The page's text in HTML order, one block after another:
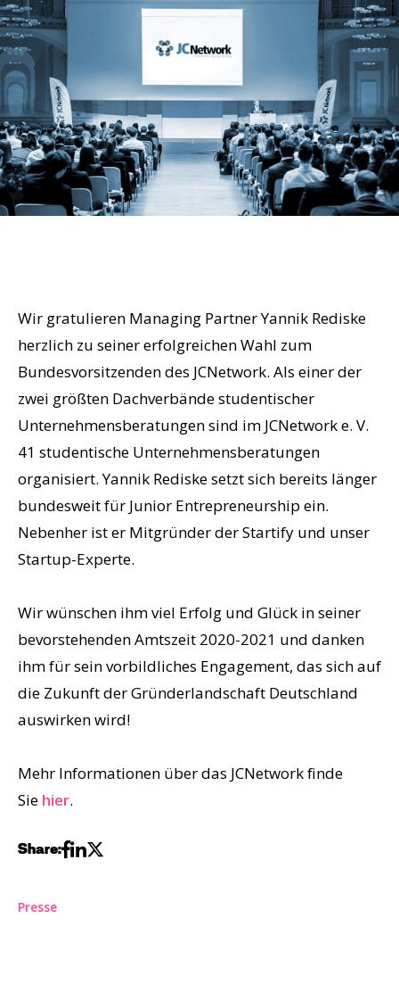
Wir gratulieren Managing Partner Yannik Rediske
herzlich zu seiner erfolgreichen Wahl zum
Bundesvorsitzenden des JCNetwork. Als einer der
zwei größten Dachverbände studentischer
Unternehmensberatungen sind im JCNetwork e. V.
41 studentische Unternehmensberatungen
organisiert. Yannik Rediske setzt sich bereits länger
bundesweit für Junior Entrepreneurship ein.
Nebenher ist er Mitgründer der Startify und unser
Startup-Experte.
Wir wünschen ihm viel Erfolg und Glück in seiner
bevorstehenden Amtszeit 2020-2021 und danken
ihm für sein vorbildliches Engagement, das sich auf
die Zukunft der Gründerlandschaft Deutschland
auswirken wird!
Mehr Informationen über das JCNetwork finde
Sie hier.
Share:
Presse